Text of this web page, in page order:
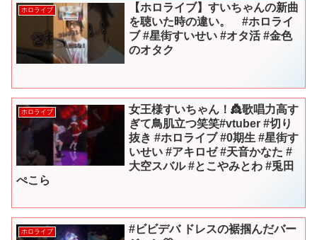
ホロライブ
【ホロライブ】すいちゃんの新曲
を聴いた時の違い。 #ホロライ
ブ #星街すいせい #オタ活 #金色
のオタク
ホロライブ
女王様すいちゃん！👸歌唱力高す
ぎて鳥肌立つ笑笑#vtuber #切り
抜き #ホロライブ #0期生 #星街す
いせい #アキロゼ #天音かなた #
大空スバル #とこやみとわ #兎田
ぺこら
ホロライブ
#ビビデバ ドレスの裾掴んだバー